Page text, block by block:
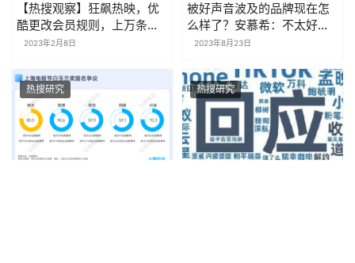
【热搜观察】狂飙热映，优
酷更改会员规则，上万条热
搜回顾1月热点
2023年2月8日
被好声音波及的品牌现在怎
么样了？安慕希：不太好；
康师傅：求生欲 | 探舆论场
2023年8月23日
热搜研究 热搜研究